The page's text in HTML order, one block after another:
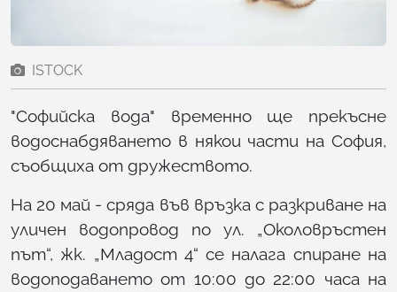
ISTOCK
"Софийска вода" временно ще прекъсне
водоснабдяването в някои части на София,
съобщиха от дружеството.
На 20 май - сряда във връзка с разкриване на
уличен водопровод по ул. „Околовръстен
път“, жк. „Младост 4“ се налага спиране на
водоподаването от 10:00 до 22:00 часа на